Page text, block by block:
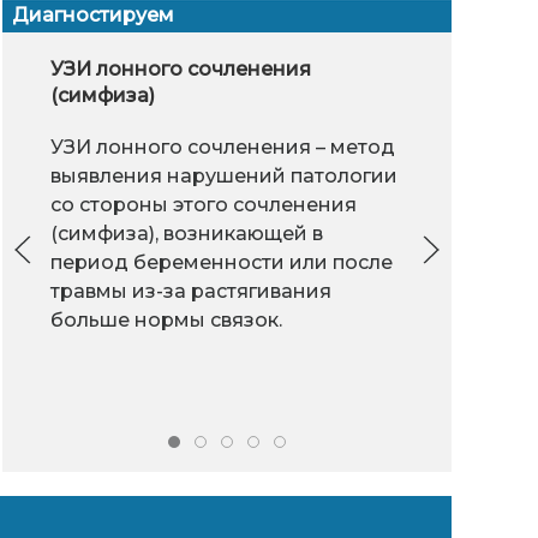
стройной - это легко?
пробовала худеть? Да я
все перебробовала:
БАДы, диеты,
супержиросжигающие
Результат всегда был
- минус 5 килограмм, потом
десять. Не верила в себя и
лечением, а
Гастропластика
операция по
уменьшению объема
желудка.
Диагностируем
УЗИ лонного сочленения
(симфиза)
УЗИ лонного сочленения – метод
выявления нарушений патологии
со стороны этого сочленения
(симфиза), возникающей в
период беременности или после
травмы из-за растягивания
больше нормы связок.